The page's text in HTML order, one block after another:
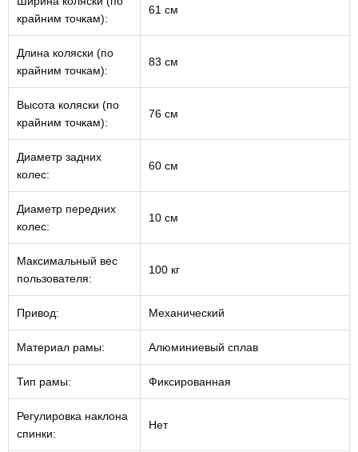
крайним точкам):
61 см
Длина коляски (по
крайним точкам):
83 см
Высота коляски (по
крайним точкам):
76 см
Диаметр задних
колес:
60 см
Диаметр передних
колес:
10 см
Максимальный вес
пользователя:
100 кг
Привод: Механический
Материал рамы: Алюминиевый сплав
Тип рамы: Фиксированная
Регулировка наклона
спинки:
Нет